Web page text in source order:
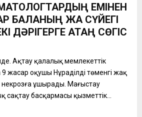
ЕМІНЕН
БАЛАНЫҢ ЖАҚ СҮЙЕГІ
ДӘРІГЕРГЕ ҚАТАҢ СӨГІС
Ақтау қалалық мемлекеттік
жасар оқушы Нұраділдің төменгі жақ
некрозға ұшырады. Маңғыстау
басқармасы қызметтік...